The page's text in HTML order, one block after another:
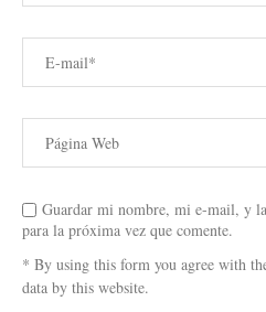
Guardar mi nombre, mi e-mail, y
para la próxima vez que comente.
* By using this form you agree with
data by this website.